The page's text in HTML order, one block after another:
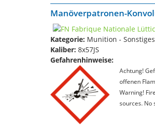
Manöverpatronen-
Kategorie: Munition - Sonstiges
Kaliber: 8x57JS
Gefahrenhinweise:
Achtung!
offenen
Warning!
sources. No